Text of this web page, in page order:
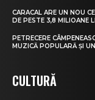
CARACAL ARE UN NOU
DE PESTE 3,8 MILIOANE
PETRECERE
MUZICĂ POPULARĂ ȘI
CULTURĂ